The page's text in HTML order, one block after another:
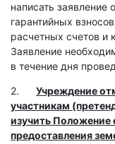
написать заявление
гарантийных
расчетных счетов и
Заявление
в течение дня
2. Учреждение
участникам
изучить Положение
предоставления